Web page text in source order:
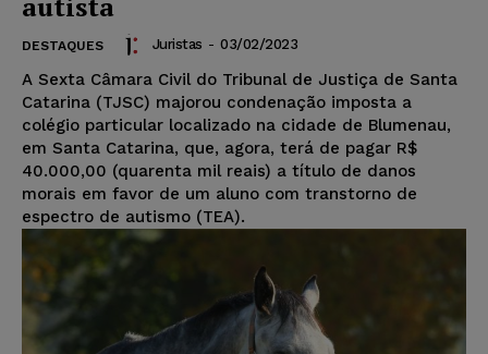
DESTAQUES Juristas - 03/02/2023
A Sexta Câmara Civil do Tribunal de Justiça de Santa
Catarina (TJSC) majorou condenação imposta a
colégio particular localizado na cidade de Blumenau,
em Santa Catarina, que, agora, terá de pagar R$
40.000,00 (quarenta mil reais) a título de danos
morais em favor de um aluno com transtorno de
espectro de autismo (TEA).